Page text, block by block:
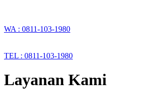
WA : 0811-103-1980
TEL : 0811-103-1980
Layanan Kami